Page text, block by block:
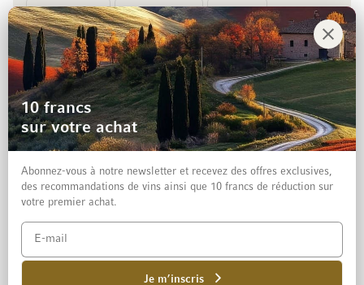
Prépaiement Facture
Protection des données et clause de non-responsabilité
10 francs
sur votre achat
Abonnez-vous à notre newsletter et recevez des offres exclusives,
des recommandations de vins ainsi que 10 francs de réduction sur
votre premier achat.
Je m’inscris